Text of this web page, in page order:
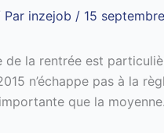
Par inzejob / 15
de la rentrée est
n’échappe pas à la
que la moyenne.